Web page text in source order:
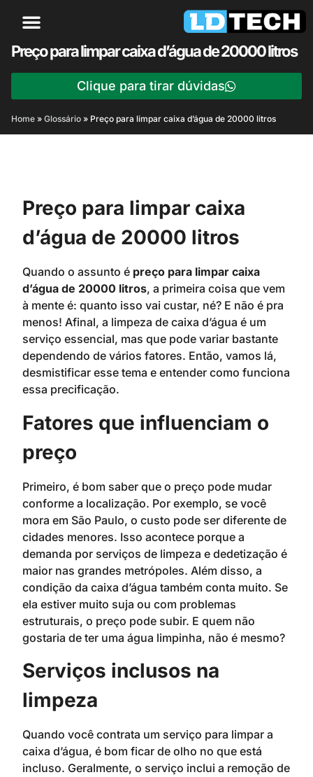
Preço para limpar caixa d’água de 20000 litros
Clique para tirar dúvidas
Home » Glossário » Preço para limpar caixa d’água de 20000 litros
Preço para limpar caixa
d’água de 20000 litros
Quando o assunto é preço para limpar caixa
d’água de 20000 litros, a primeira coisa que vem
à mente é: quanto isso vai custar, né? E não é pra
menos! Afinal, a limpeza de caixa d’água é um
serviço essencial, mas que pode variar bastante
dependendo de vários fatores. Então, vamos lá,
desmistificar esse tema e entender como funciona
essa precificação.
Fatores que influenciam o
preço
Primeiro, é bom saber que o preço pode mudar
conforme a localização. Por exemplo, se você
mora em São Paulo, o custo pode ser diferente de
cidades menores. Isso acontece porque a
demanda por serviços de limpeza e dedetização é
maior nas grandes metrópoles. Além disso, a
condição da caixa d’água também conta muito. Se
ela estiver muito suja ou com problemas
estruturais, o preço pode subir. E quem não
gostaria de ter uma água limpinha, não é mesmo?
Serviços inclusos na
limpeza
Quando você contrata um serviço para limpar a
caixa d’água, é bom ficar de olho no que está
incluso. Geralmente, o serviço inclui a remoção de